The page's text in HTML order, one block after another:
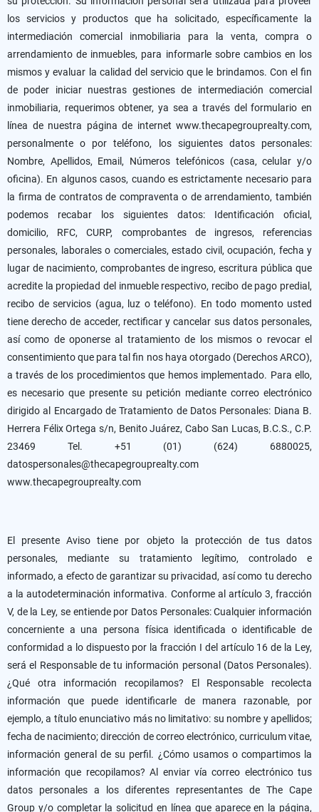
los servicios y productos que ha solicitado, específicamente la
intermediación comercial inmobiliaria para la venta, compra o
arrendamiento de inmuebles, para informarle sobre cambios en los
mismos y evaluar la calidad del servicio que le brindamos. Con el fin
de poder iniciar nuestras gestiones de intermediación comercial
inmobiliaria, requerimos obtener, ya sea a través del formulario en
línea de nuestra página de internet www.thecapegrouprealty.com,
personalmente o por teléfono, los siguientes datos personales:
Nombre, Apellidos, Email, Números telefónicos (casa, celular y/o
oficina). En algunos casos, cuando es estrictamente necesario para
la firma de contratos de compraventa o de arrendamiento, también
podemos recabar los siguientes datos: Identificación oficial,
domicilio, RFC, CURP, comprobantes de ingresos, referencias
personales, laborales o comerciales, estado civil, ocupación, fecha y
lugar de nacimiento, comprobantes de ingreso, escritura pública que
acredite la propiedad del inmueble respectivo, recibo de pago predial,
recibo de servicios (agua, luz o teléfono). En todo momento usted
tiene derecho de acceder, rectificar y cancelar sus datos personales,
así como de oponerse al tratamiento de los mismos o revocar el
consentimiento que para tal fin nos haya otorgado (Derechos ARCO),
a través de los procedimientos que hemos implementado. Para ello,
es necesario que presente su petición mediante correo electrónico
dirigido al Encargado de Tratamiento de Datos Personales: Diana B.
Herrera Félix Ortega s/n, Benito Juárez, Cabo San Lucas, B.C.S., C.P.
23469 Tel. +51 (01) (624) 6880025,
datospersonales@thecapegrouprealty.com
www.thecapegrouprealty.com
El presente Aviso tiene por objeto la protección de tus datos
personales, mediante su tratamiento legítimo, controlado e
informado, a efecto de garantizar su privacidad, así como tu derecho
a la autodeterminación informativa. Conforme al artículo 3, fracción
V, de la Ley, se entiende por Datos Personales: Cualquier información
concerniente a una persona física identificada o identificable de
conformidad a lo dispuesto por la fracción I del artículo 16 de la Ley,
será el Responsable de tu información personal (Datos Personales).
¿Qué otra información recopilamos? El Responsable recolecta
información que puede identificarle de manera razonable, por
ejemplo, a título enunciativo más no limitativo: su nombre y apellidos;
fecha de nacimiento; dirección de correo electrónico, curriculum vitae,
información general de su perfil. ¿Cómo usamos o compartimos la
información que recopilamos? Al enviar vía correo electrónico tus
datos personales a los diferentes representantes de The Cape
Group y/o completar la solicitud en línea que aparece en la página,